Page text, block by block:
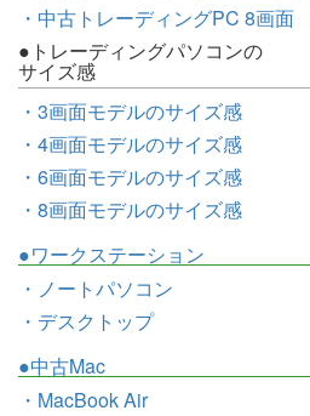
・中古トレーディングPC 8画面
●トレーディングパソコンの
サイズ感
・3画面モデルのサイズ感
・4画面モデルのサイズ感
・6画面モデルのサイズ感
・8画面モデルのサイズ感
●ワークステーション
・ノートパソコン
・デスクトップ
●中古Mac
・MacBook Air